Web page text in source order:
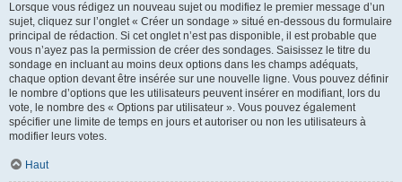
Lorsque vous rédigez un nouveau sujet ou modifiez le premier message d’un
sujet, cliquez sur l’onglet « Créer un sondage » situé en-dessous du formulaire
principal de rédaction. Si cet onglet n’est pas disponible, il est probable que
vous n’ayez pas la permission de créer des sondages. Saisissez le titre du
sondage en incluant au moins deux options dans les champs adéquats,
chaque option devant être insérée sur une nouvelle ligne. Vous pouvez définir
le nombre d’options que les utilisateurs peuvent insérer en modifiant, lors du
vote, le nombre des « Options par utilisateur ». Vous pouvez également
spécifier une limite de temps en jours et autoriser ou non les utilisateurs à
modifier leurs votes.
Haut